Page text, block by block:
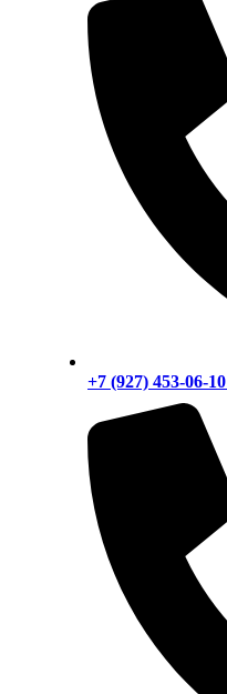
+7 (927) 453-06-10